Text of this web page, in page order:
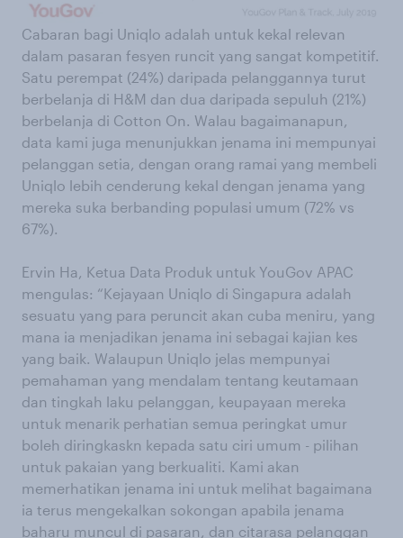
Cabaran bagi Uniqlo adalah untuk kekal relevan
dalam pasaran fesyen runcit yang sangat kompetitif.
Satu perempat (24%) daripada pelanggannya turut
berbelanja di H&M dan dua daripada sepuluh (21%)
berbelanja di Cotton On. Walau bagaimanapun,
data kami juga menunjukkan jenama ini mempunyai
pelanggan setia, dengan orang ramai yang membeli
Uniqlo lebih cenderung kekal dengan jenama yang
mereka suka berbanding populasi umum (72% vs
67%).
Ervin Ha, Ketua Data Produk untuk YouGov APAC
mengulas: “Kejayaan Uniqlo di Singapura adalah
sesuatu yang para peruncit akan cuba meniru, yang
mana ia menjadikan jenama ini sebagai kajian kes
yang baik. Walaupun Uniqlo jelas mempunyai
pemahaman yang mendalam tentang keutamaan
dan tingkah laku pelanggan, keupayaan mereka
untuk menarik perhatian semua peringkat umur
boleh diringkaskn kepada satu ciri umum - pilihan
untuk pakaian yang berkualiti. Kami akan
memerhatikan jenama ini untuk melihat bagaimana
ia terus mengekalkan sokongan apabila jenama
baharu muncul di pasaran, dan citarasa pelanggan